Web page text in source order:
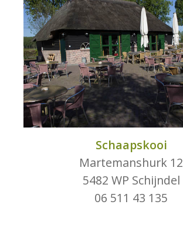
Schaapskooi
Martemanshurk 12
5482 WP Schijndel
06 511 43 135